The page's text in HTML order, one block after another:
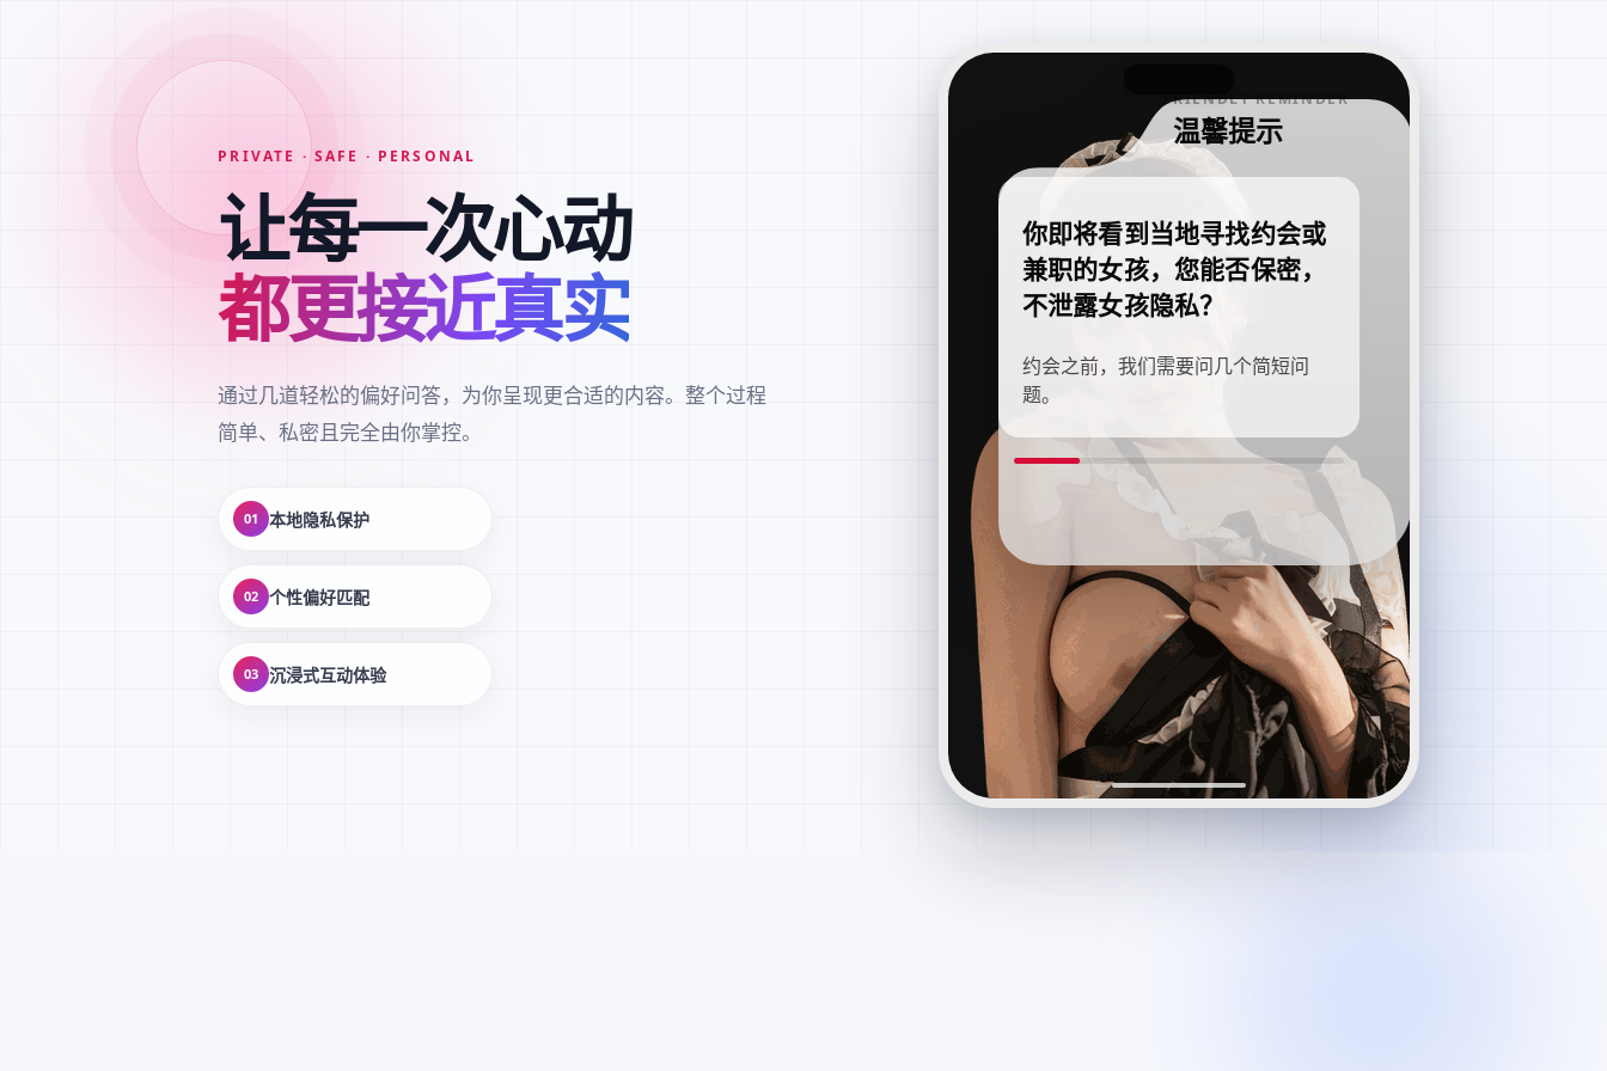
PRIVATE · SAFE · PERSONAL
让每一次心动
都更接近真实
通过几道轻松的偏好问答，为你呈现更合适的内容。整个过程
简单、私密且完全由你掌控。
01 本地隐私保护
02 个性偏好匹配
03 沉浸式互动体验
FRIENDLY REMINDER
温馨提示
你即将看到当地寻找约会或
兼职的女孩，您能否保密，
不泄露女孩隐私？
约会之前，我们需要问几个简短问
题。